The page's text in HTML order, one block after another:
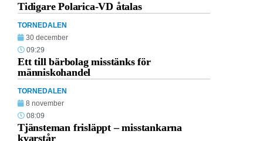
Tidigare Polarica-VD åtalas
TORNEDALEN
30 december
09:29
Ett till bärbolag misstänks för
människohandel
TORNEDALEN
8 november
08:09
Tjänsteman frisläppt – misstankarna
kvarstår